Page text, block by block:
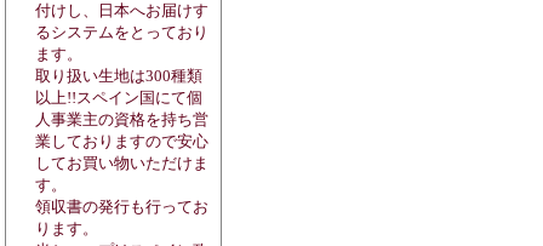
付けし、日本へお届けす
るシステムをとっており
ます。
取り扱い生地は300種類
以上!!スペイン国にて個
人事業主の資格を持ち営
業しておりますので安心
してお買い物いただけま
す。
領収書の発行も行ってお
ります。